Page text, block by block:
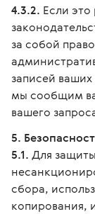
4.3.2. Если
за собой
записей
мы сообщим
вашего
5.
5.1. Для
сбора,
копирования,